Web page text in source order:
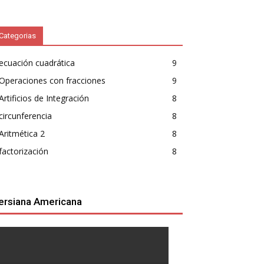
cuadrática
9
con fracciones
9
de Integración
8
8
2
8
8
Americana